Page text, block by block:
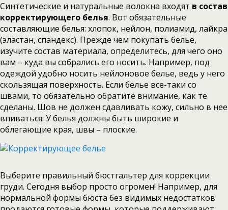
Синтетические и натуральные волокна входят в состав
корректирующего белья. Вот обязательные
составляющие белья: хлопок, нейлон, полиамид, лайкра
(эластан, спандекс). Прежде чем покупать белье,
изучите состав материала, определитесь, для чего оно
вам – куда вы собрались его носить. Например, под
одеждой удобно носить нейлоновое белье, ведь у него
скользящая поверхность. Если белье все-таки со
швами, то обязательно обратите внимание, как те
сделаны. Шов не должен сдавливать кожу, сильно в нее
впиваться. У белья должны быть широкие и
облегающие края, швы – плоские.
Выберите правильный бюстгальтер для коррекции
груди. Сегодня выбор просто огромен! Например, для
нормальной формы бюста без видимых недостатков